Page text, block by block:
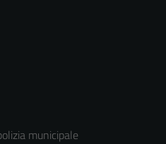
municipale